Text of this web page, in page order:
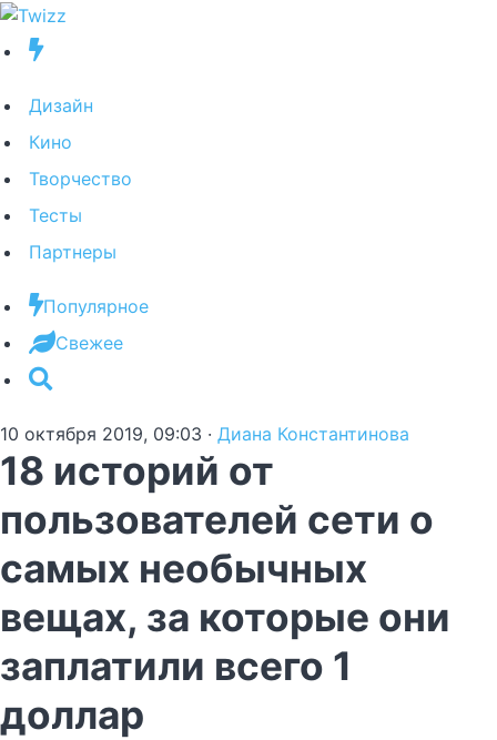
Дизайн
Кино
Творчество
Тесты
Партнеры
Популярное
Свежее
10 октября 2019, 09:03 · Диана Константинова
18 историй от
пользователей сети о
самых необычных
вещах, за которые они
заплатили всего 1
доллар